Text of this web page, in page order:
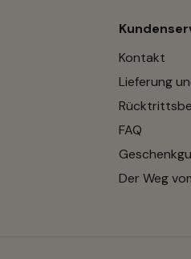
Kontakt
Lieferung
FAQ
Der Weg